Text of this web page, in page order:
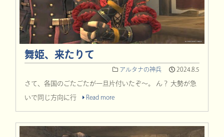
舞姫、来たりて
アルタナの神兵 2024.8.5
さて、各国のごたごたが一旦片付いたぞ～。 ん？ 大勢が急
いで同じ方向に行 Read more